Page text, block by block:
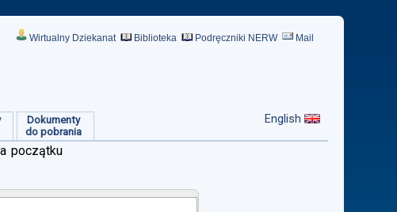
Wirtualny Dziekanat Biblioteka Podręczniki NERW Mail
Dokumenty
do pobrania
English
początku